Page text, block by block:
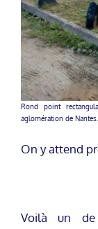
Rond point
aglomération de Nantes.
On y attend
Voilà un